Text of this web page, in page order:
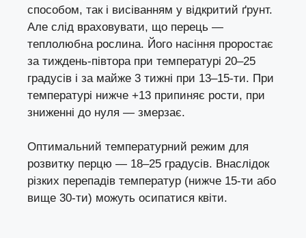
способом, так і висіванням у відкритий ґрунт.
Але слід враховувати, що перець —
теплолюбна рослина. Його насіння проростає
за тиждень-півтора при температурі 20–25
градусів і за майже 3 тижні при 13–15-ти. При
температурі нижче +13 припиняє рости, при
зниженні до нуля — змерзає.
Оптимальний температурний режим для
розвитку перцю — 18–25 градусів. Внаслідок
різких перепадів температур (нижче 15-ти або
вище 30-ти) можуть осипатися квіти.